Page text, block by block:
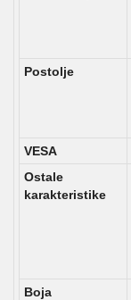
Postolje
VESA
Ostale
karakteristike
Boja